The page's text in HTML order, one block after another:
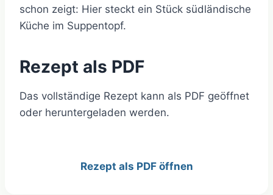
schon zeigt: Hier steckt ein Stück südländische
Küche im Suppentopf.
Rezept als PDF
Das vollständige Rezept kann als PDF geöffnet
oder heruntergeladen werden.
Rezept als PDF öffnen